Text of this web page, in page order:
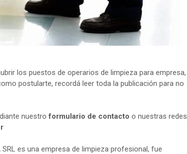
los puestos de operarios de limpieza para empresa,
postularte, recordá leer toda la publicación para no
nuestroformulario de contacto o nuestras redes
SRL es una empresa de limpieza profesional, fue